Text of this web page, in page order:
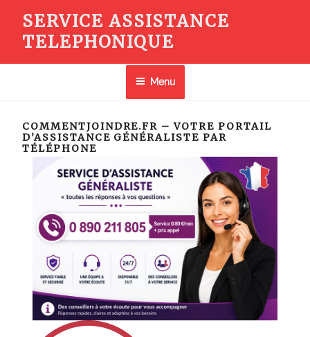
contenu
SERVICE ASSISTANCE
TELEPHONIQUE
Menu
COMMENTJOINDRE.FR – VOTRE PORTAIL
D’ASSISTANCE GÉNÉRALISTE PAR
TÉLÉPHONE